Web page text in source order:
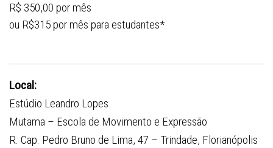
R$ 350,00 por mês
ou R$315 por mês para estudantes*
Local:
Estúdio Leandro Lopes
Mutama – Escola de Movimento e Expressão
R. Cap. Pedro Bruno de Lima, 47 – Trindade, Florianópolis